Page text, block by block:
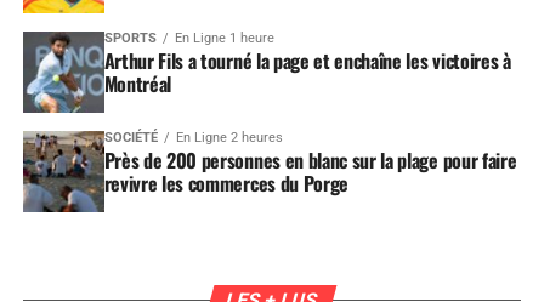
SPORTS En Ligne 1 heure
Arthur Fils a tourné la page et enchaîne les victoires à
Montréal
SOCIÉTÉ En Ligne 2 heures
Près de 200 personnes en blanc sur la plage pour faire
revivre les commerces du Porge